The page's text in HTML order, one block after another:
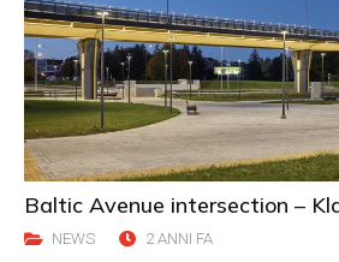
TEC-MAR fa visita al Castello
NEWS 2 ANNI FA